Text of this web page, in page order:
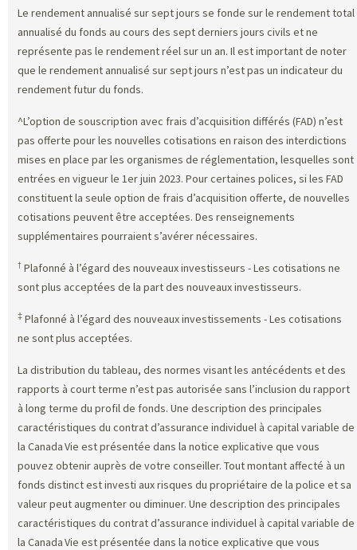
Le rendement annualisé sur sept jours se fonde sur le rendement total
annualisé du fonds au cours des sept derniers jours civils et ne
représente pas le rendement réel sur un an. Il est important de noter
que le rendement annualisé sur sept jours n’est pas un indicateur du
rendement futur du fonds.
^L’option de souscription avec frais d’acquisition différés (FAD) n’est
pas offerte pour les nouvelles cotisations en raison des interdictions
mises en place par les organismes de réglementation, lesquelles sont
entrées en vigueur le 1er juin 2023. Pour certaines polices, si les FAD
constituent la seule option de frais d’acquisition offerte, de nouvelles
cotisations peuvent être acceptées. Des renseignements
supplémentaires pourraient s’avérer nécessaires.
† Plafonné à l’égard des nouveaux investisseurs - Les cotisations ne
sont plus acceptées de la part des nouveaux investisseurs.
‡ Plafonné à l’égard des nouveaux investissements - Les cotisations
ne sont plus acceptées.
La distribution du tableau, des normes visant les antécédents et des
rapports à court terme n’est pas autorisée sans l’inclusion du rapport
à long terme du profil de fonds. Une description des principales
caractéristiques du contrat d’assurance individuel à capital variable de
la Canada Vie est présentée dans la notice explicative que vous
pouvez obtenir auprès de votre conseiller. Tout montant affecté à un
fonds distinct est investi aux risques du propriétaire de la police et sa
valeur peut augmenter ou diminuer. Une description des principales
caractéristiques du contrat d’assurance individuel à capital variable de
la Canada Vie est présentée dans la notice explicative que vous